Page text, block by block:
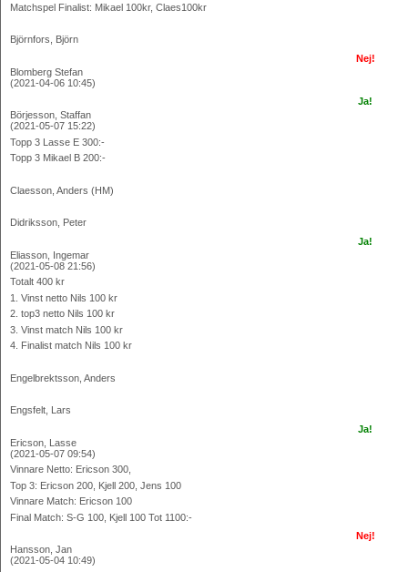
Matchspel Finalist: Mikael 100kr, Claes100kr
Björnfors, Björn
Nej!
Blomberg Stefan
(2021-04-06 10:45)
Ja!
Börjesson, Staffan
(2021-05-07 15:22)
Topp 3 Lasse E 300:-
Topp 3 Mikael B 200:-
Claesson, Anders (HM)
Didriksson, Peter
Ja!
Eliasson, Ingemar
(2021-05-08 21:56)
Totalt 400 kr
1. Vinst netto Nils 100 kr
2. top3 netto Nils 100 kr
3. Vinst match Nils 100 kr
4. Finalist match Nils 100 kr
Engelbrektsson, Anders
Engsfelt, Lars
Ja!
Ericson, Lasse
(2021-05-07 09:54)
Vinnare Netto: Ericson 300,
Top 3: Ericson 200, Kjell 200, Jens 100
Vinnare Match: Ericson 100
Final Match: S-G 100, Kjell 100 Tot 1100:-
Nej!
Hansson, Jan
(2021-05-04 10:49)